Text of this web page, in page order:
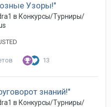
Узоры!"
в Конкурсы/Турниры/
13
знаний!"
в Конкурсы/Турниры/